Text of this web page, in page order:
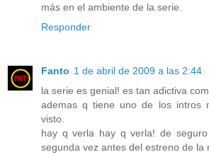
más en el ambiente de la serie.
Responder
Fanto 1 de abril de 2009 a las 2:44
la serie es genial! es tan adictiva
ademas q tiene uno de los intros
visto.
hay q verla hay q verla! de
segunda vez antes del estreno de la